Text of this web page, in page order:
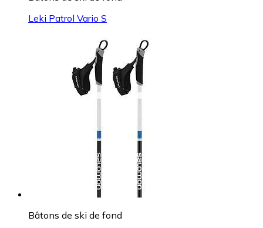
Leki Patrol Vario S
Bâtons de ski de fond